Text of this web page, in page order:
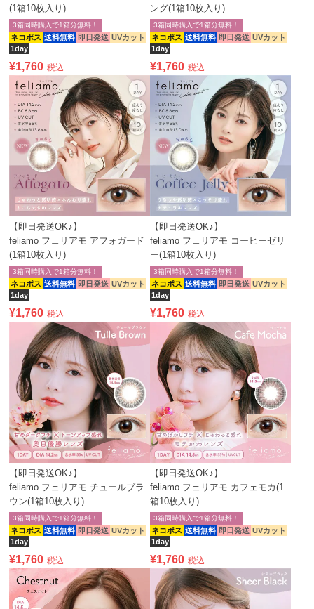
(1箱10枚入り)
ネコポス 送料無料 即日発送 UVカット
1day
3箱同時購入で1箱分無料！
¥1,760 税込
ング(1箱10枚入り)
ネコポス 送料無料 即日発送 UVカット
1day
3箱同時購入で1箱分無料！
¥1,760 税込
【即日発送OK♪】
feliamo フェリアモ アフォガード
(1箱10枚入り)
ネコポス 送料無料 即日発送 UVカット
1day
3箱同時購入で1箱分無料！
¥1,760 税込
【即日発送OK♪】
feliamo フェリアモ コーヒーゼリ
ー(1箱10枚入り)
ネコポス 送料無料 即日発送 UVカット
1day
3箱同時購入で1箱分無料！
¥1,760 税込
【即日発送OK♪】
feliamo フェリアモ チュールブラ
ウン(1箱10枚入り)
ネコポス 送料無料 即日発送 UVカット
1day
3箱同時購入で1箱分無料！
¥1,760 税込
【即日発送OK♪】
feliamo フェリアモ カフェモカ(1
箱10枚入り)
ネコポス 送料無料 即日発送 UVカット
1day
3箱同時購入で1箱分無料！
¥1,760 税込